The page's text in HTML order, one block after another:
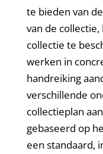
te bieden van
van de
collectie te
werken in
handreiking
verschillende
collectieplan
gebaseerd op
een standaard,